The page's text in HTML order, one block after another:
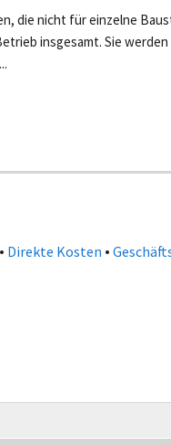
die nicht für einzelne
insgesamt. Sie werden
• Direkte Kosten •